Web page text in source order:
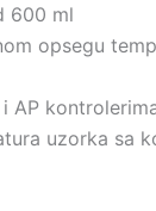
600 ml
opsegu
AP
uzorka sa